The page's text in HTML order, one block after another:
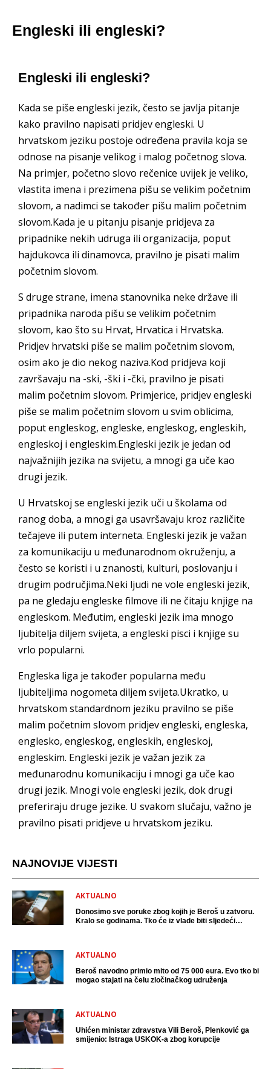
Engleski ili engleski?
Engleski ili engleski?
Kada se piše engleski jezik, često se javlja pitanje
kako pravilno napisati pridjev engleski. U
hrvatskom jeziku postoje određena pravila koja se
odnose na pisanje velikog i malog početnog slova.
Na primjer, početno slovo rečenice uvijek je veliko,
vlastita imena i prezimena pišu se velikim početnim
slovom, a nadimci se također pišu malim početnim
slovom.Kada je u pitanju pisanje pridjeva za
pripadnike nekih udruga ili organizacija, poput
hajdukovca ili dinamovca, pravilno je pisati malim
početnim slovom.
S druge strane, imena stanovnika neke države ili
pripadnika naroda pišu se velikim početnim
slovom, kao što su Hrvat, Hrvatica i Hrvatska.
Pridjev hrvatski piše se malim početnim slovom,
osim ako je dio nekog naziva.Kod pridjeva koji
završavaju na -ski, -ški i -čki, pravilno je pisati
malim početnim slovom. Primjerice, pridjev engleski
piše se malim početnim slovom u svim oblicima,
poput engleskog, engleske, engleskog, engleskih,
engleskoj i engleskim.Engleski jezik je jedan od
najvažnijih jezika na svijetu, a mnogi ga uče kao
drugi jezik.
U Hrvatskoj se engleski jezik uči u školama od
ranog doba, a mnogi ga usavršavaju kroz različite
tečajeve ili putem interneta. Engleski jezik je važan
za komunikaciju u međunarodnom okruženju, a
često se koristi i u znanosti, kulturi, poslovanju i
drugim područjima.Neki ljudi ne vole engleski jezik,
pa ne gledaju engleske filmove ili ne čitaju knjige na
engleskom. Međutim, engleski jezik ima mnogo
ljubitelja diljem svijeta, a engleski pisci i knjige su
vrlo popularni.
Engleska liga je također popularna među
ljubiteljima nogometa diljem svijeta.Ukratko, u
hrvatskom standardnom jeziku pravilno se piše
malim početnim slovom pridjev engleski, engleska,
englesko, engleskog, engleskih, engleskoj,
engleskim. Engleski jezik je važan jezik za
međunarodnu komunikaciju i mnogi ga uče kao
drugi jezik. Mnogi vole engleski jezik, dok drugi
preferiraju druge jezike. U svakom slučaju, važno je
pravilno pisati pridjeve u hrvatskom jeziku.
NAJNOVIJE VIJESTI
AKTUALNO
Donosimo sve poruke zbog kojih je Beroš u zatvoru.
Kralo se godinama. Tko će iz vlade biti sljedeći
AKTUALNO
Beroš navodno primio mito od 75 000 eura. Evo tko bi
mogao stajati na čelu zločinačkog udruženja
AKTUALNO
Uhićen ministar zdravstva Vili Beroš, Plenković ga
smijenio: Istraga USKOK-a zbog korupcije